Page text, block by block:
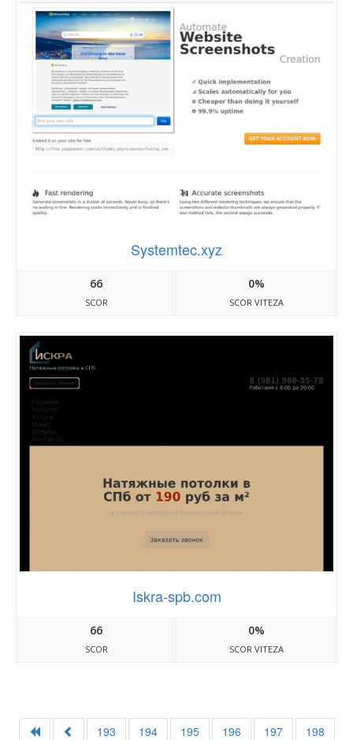
Systemtec.xyz
66
SCOR
0%
SCOR VITEZA
Iskra-spb.com
66
SCOR
0%
SCOR VITEZA
193 194 195 196 197
198